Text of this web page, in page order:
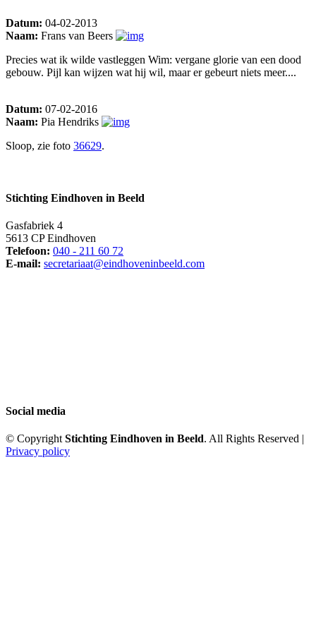
Datum: 04-02-2013
Naam: Frans van Beers
Precies wat ik wilde vastleggen Wim: vergane glorie van een dood
gebouw. Pijl kan wijzen wat hij wil, maar er gebeurt niets meer....
Datum: 07-02-2016
Naam: Pia Hendriks
Sloop, zie foto 36629.
Stichting Eindhoven in Beeld
Gasfabriek 4
5613 CP Eindhoven
Telefoon: 040 - 211 60 72
E-mail: secretariaat@eindhoveninbeeld.com
Social media
© CopyrightStichting Eindhoven in Beeld. All Rights Reserved |
Privacy policy